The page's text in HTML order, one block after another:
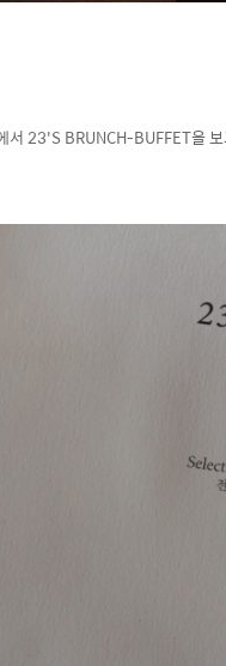
서 23'S BRUNCH-BUFFET을